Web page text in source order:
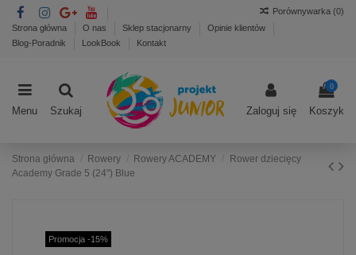
Strona główna O nas Sklep stacjonarny
Opinie klientów
Blog-Poradnik
LookBook Kontakt
Porównywarka (0)
Menu Szukaj Zaloguj się
0
Koszyk
Strona główna Rowery Rowery ACADEMY
Rower dziecięcy
Academy Grade 5 (24") Blue
Promocja -15%